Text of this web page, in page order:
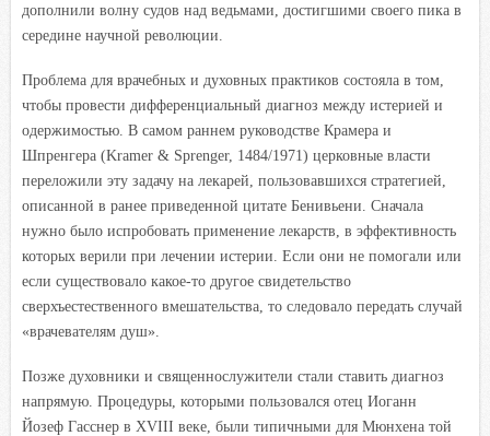
дополнили волну судов над ведьмами, достигшими своего пика в
середине научной революции.
Проблема для врачебных и духовных практиков состояла в том,
чтобы провести дифференциальный диагноз между истерией и
одержимостью. В самом раннем руководстве Крамера и
Шпренгера (Kramer & Sprenger, 1484/1971) церковные власти
переложили эту задачу на лекарей, пользовавшихся стратегией,
описанной в ранее приведенной цитате Бенивьени. Сначала
нужно было испробовать применение лекарств, в эффективность
которых верили при лечении истерии. Если они не помогали или
если существовало какое-то другое свидетельство
сверхъестественного вмешательства, то следовало передать случай
«врачевателям душ».
Позже духовники и священнослужители стали ставить диагноз
напрямую. Процедуры, которыми пользовался отец Иоганн
Йозеф Гасснер в XVIII веке, были типичными для Мюнхена той